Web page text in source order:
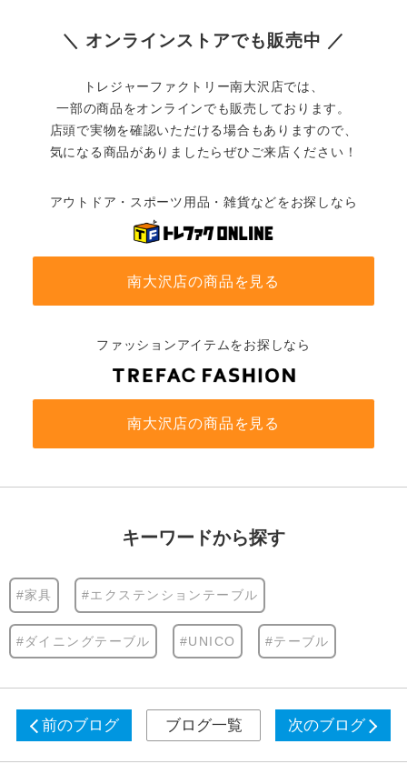
＼ オンラインストアでも販売中 ／
トレジャーファクトリー南大沢店では、
一部の商品をオンラインでも販売しております。
店頭で実物を確認いただける場合もありますので、
気になる商品がありましたらぜひご来店ください！
アウトドア・スポーツ用品・雑貨などをお探しなら
南大沢店の商品を見る
ファッションアイテムをお探しなら
南大沢店の商品を見る
キーワードから探す
#家具 #エクステンションテーブル
#ダイニングテーブル #UNICO #テーブル
前のブログ ブログ一覧 次のブログ